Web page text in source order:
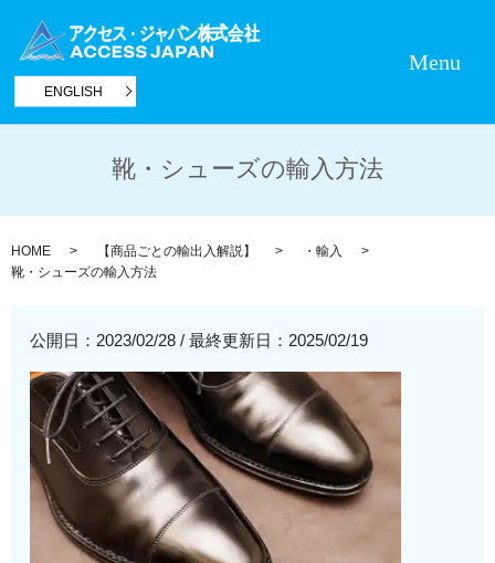
ENGLISH
Menu
靴・シューズの輸入方法
HOME 【商品ごとの輸出入解説】
・輸入
靴・シューズの輸入方法
公開日：2023/02/28 /最終更新日：2025/02/19